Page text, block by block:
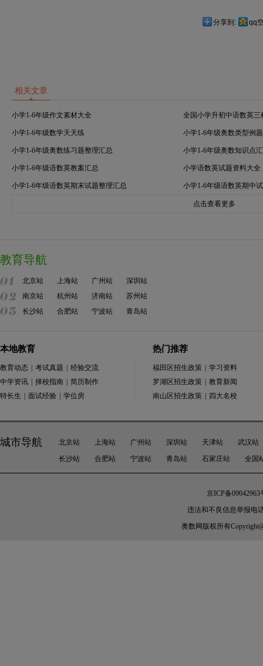
分享到: qq
相关文章
小学1-6年级作文素材大全 全国小学升初中语数英三
小学1-6年级数学天天练 小学1-6年级奥数类型例
小学1-6年级奥数练习题整理汇总 小学1-6年级奥数知识点
小学1-6年级语数英教案汇总 小学语数英试题资料大全
小学1-6年级语数英期末试题整理汇总 小学1-6年级语数英期中
点击查看更多
教育导航
北京站 上海站 广州站
深圳站
南京站
杭州站 济南站
苏州站
长沙站
合肥站 宁波站 青岛站
本地教育
教育动态 考试真题
经验交流
中学资讯
择校指南
简历制作
特长生
面试经验 学位房
热门推荐
福田区招生政策
学习资料
罗湖区招生政策
教育新闻
南山区招生政策
四大名校
城市导航 北京站 上海站 广州站 深圳站 天津站
武汉站
长沙站
合肥站 宁波站 青岛站 石家庄站 全国
京ICP备09042963
违法和不良信息举报电
奥数网 版权所有